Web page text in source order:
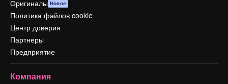
Оригиналы Новое
Политика файлов cookie
Центр доверия
Партнеры
Предприятие
Компания